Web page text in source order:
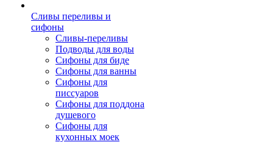
Сливы переливы и
сифоны
Сливы-переливы
Подводы для воды
Сифоны для биде
Сифоны для ванны
Сифоны для
писсуаров
Сифоны для поддона
душевого
Сифоны для
кухонных моек